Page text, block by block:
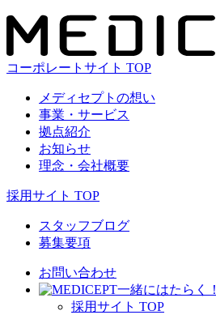
コーポレートサイト TOP
メディセプトの想い
事業・サービス
拠点紹介
お知らせ
理念・会社概要
採用サイト TOP
スタッフブログ
募集要項
お問い合わせ
⼀緒にはたらく！
採⽤サイト TOP